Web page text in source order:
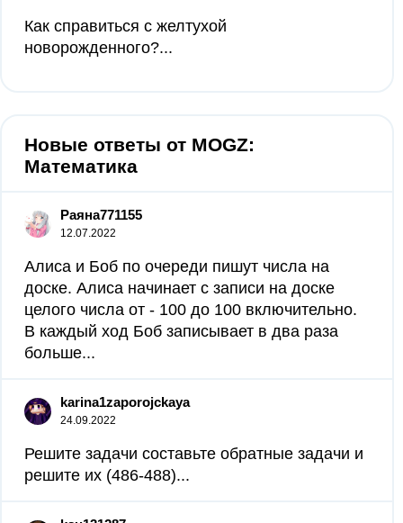
Как справиться с желтухой
новорожденного?...
Новые ответы от MOGZ:
Математика
Раяна771155
12.07.2022
Алиса и Боб по очереди пишут числа на
доске. Алиса начинает с записи на доске
целого числа от - 100 до 100 включительно.
В каждый ход Боб записывает в два раза
больше...
karina1zaporojckaya
24.09.2022
Решите задачи составьте обратные задачи и
решите их (486-488)...